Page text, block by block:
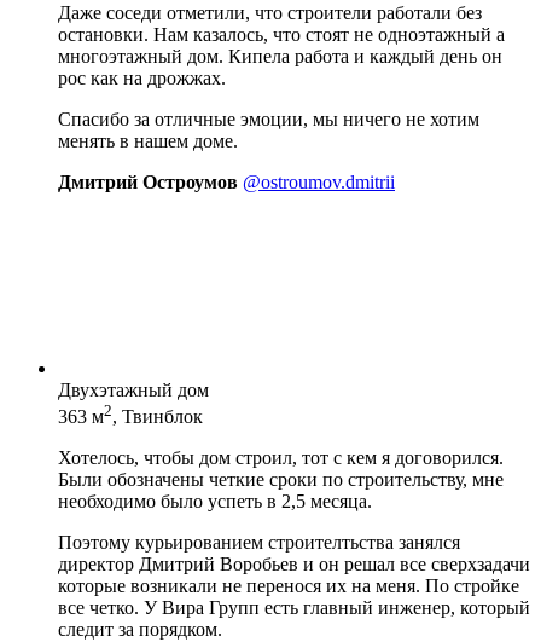
Даже соседи отметили, что строители работали без
остановки. Нам казалось, что стоят не одноэтажный а
многоэтажный дом. Кипела работа и каждый день он
рос как на дрожжах.
Спасибо за отличные эмоции, мы ничего не хотим
менять в нашем доме.
Дмитрий Остроумов @ostroumov.dmitrii
Двухэтажный дом
363 м2, Твинблок
Хотелось, чтобы дом строил, тот с кем я договорился.
Были обозначены четкие сроки по строительству, мне
необходимо было успеть в 2,5 месяца.
Поэтому курьированием строителтьства занялся
директор Дмитрий Воробьев и он решал все сверхзадачи
которые возникали не перенося их на меня. По стройке
все четко. У Вира Групп есть главный инженер, который
следит за порядком.